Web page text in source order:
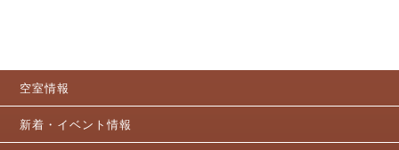
空室情報
新着・イベント情報